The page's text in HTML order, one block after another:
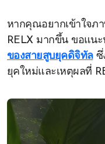
หากคุณอยากเข้าใจภ
RELX มากขึ้น ขอแน
ของสายสูบยุคดิจิทัลซึ่
ยุคใหม่และเหตุผลที่